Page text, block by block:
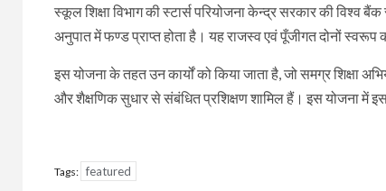
स्कूल शिक्षा विभाग की स्टार्स परियोजना केन्द्र सरकार की
अनुपात में फण्ड प्राप्त होता है। यह राजस्व एवं पूँजीगत दोनों स्वरूप
इस योजना के तहत उन कार्यों को किया जाता है, जो समग्र शिक्षा
और शैक्षणिक सुधार से संबंधित प्रशिक्षण शामिल हैं। इस योजना में
Tags: featured